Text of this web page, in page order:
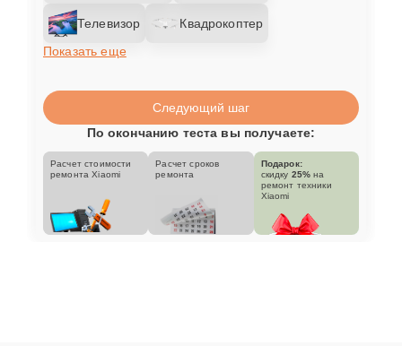
Телевизор
Квадрокоптер
Показать еще
Следующий шаг
По окончанию теста вы получаете:
Расчет стоимости
ремонта Xiaomi
Расчет сроков
ремонта
Подарок:
скидку 25% на
ремонт техники
Xiaomi